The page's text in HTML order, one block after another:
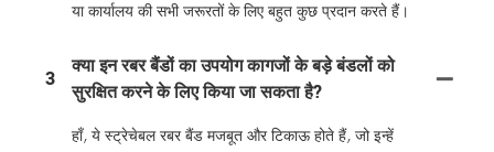
या कार्यालय की सभी जरूरतों के लिए बहुत कुछ प्रदान करते हैं।
3
क्या इन रबर बैंडों का उपयोग कागजों के बड़े बंडलों को
सुरक्षित करने के लिए किया जा सकता है?
हाँ, ये स्ट्रेचेबल रबर बैंड मजबूत और टिकाऊ होते हैं, जो इन्हें